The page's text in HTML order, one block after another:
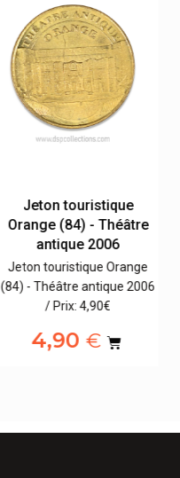
Jeton touristique
Orange (84) - Théâtre
antique 2006
Jeton touristique Orange
(84) - Théâtre antique 2006
/ Prix: 4,90€
4,90 €